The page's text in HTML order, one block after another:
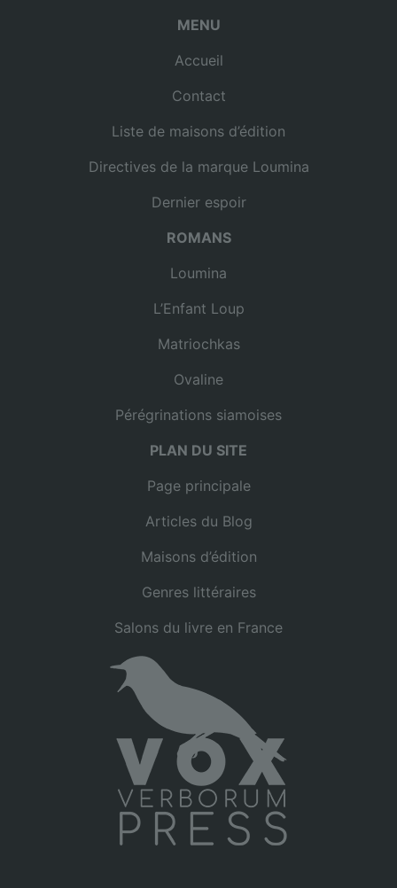
MENU
Accueil
Contact
Liste de maisons d’édition
Directives de la marque Loumina
Dernier espoir
ROMANS
Loumina
L’Enfant Loup
Matriochkas
Ovaline
Pérégrinations siamoises
PLAN DU SITE
Page principale
Articles du Blog
Maisons d’édition
Genres littéraires
Salons du livre en France